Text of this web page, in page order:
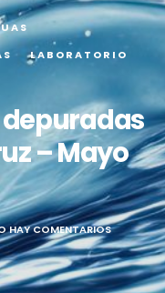
LABORATORIO
– Mayo
HAY COMENTARIOS